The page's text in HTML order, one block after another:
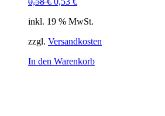
war:
ist:
inkl. 19 % MwSt.
zzgl. Versandkosten
In den Warenkorb